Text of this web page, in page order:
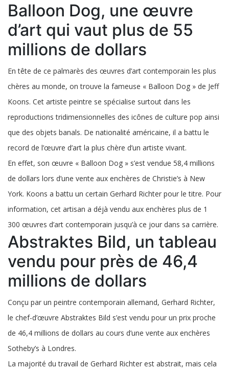
Balloon Dog, une œuvre
d’art qui vaut plus de 55
millions de dollars
En tête de ce palmarès des œuvres d’art contemporain les plus
chères au monde, on trouve la fameuse « Balloon Dog » de Jeff
Koons. Cet artiste peintre se spécialise surtout dans les
reproductions tridimensionnelles des icônes de culture pop ainsi
que des objets banals. De nationalité américaine, il a battu le
record de l’œuvre d’art la plus chère d’un artiste vivant.
En effet, son œuvre « Balloon Dog » s’est vendue 58,4 millions
de dollars lors d’une vente aux enchères de Christie’s à New
York. Koons a battu un certain Gerhard Richter pour le titre. Pour
information, cet artisan a déjà vendu aux enchères plus de 1
300 œuvres d’art contemporain jusqu’à ce jour dans sa carrière.
Abstraktes Bild, un tableau
vendu pour près de 46,4
millions de dollars
Conçu par un peintre contemporain allemand, Gerhard Richter,
le chef-d’œuvre Abstraktes Bild s’est vendu pour un prix proche
de 46,4 millions de dollars au cours d’une vente aux enchères
Sotheby’s à Londres.
La majorité du travail de Gerhard Richter est abstrait, mais cela